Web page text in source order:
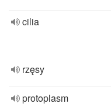
cilia
rzęsy
protoplasm